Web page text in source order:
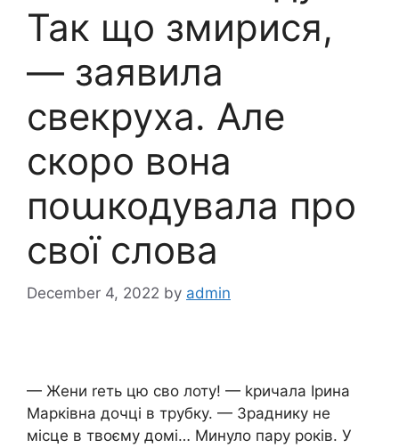
Так що змирися,
— заявила
свекруха. Але
скоро вона
поաкодувала про
свої слова
December 4, 2022 by admin
— Жени rеть цю сво лоту! — kричала Ірина
Марківна дочці в трубку. — Зраднику не
місце в твоєму домі… Минуло пару років. У